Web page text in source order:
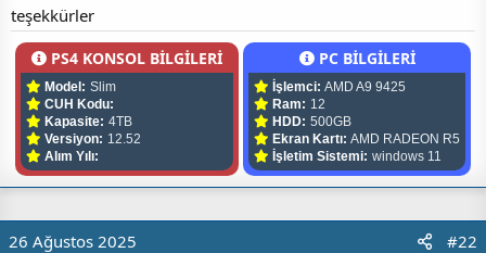
teşekkürler
PS4 KONSOL BİLGİLERİ
Model: Slim
CUH Kodu:
Kapasite: 4TB
Versiyon: 12.52
Alım Yılı:
PC BİLGİLERİ
İşlemci: AMD A9 9425
Ram: 12
HDD: 500GB
Ekran Kartı: AMD RADEON R5
İşletim Sistemi: windows 11
26 Ağustos 2025 #22